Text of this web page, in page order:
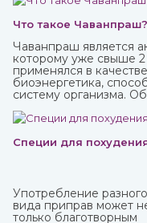
Что такое Чаванпраш?
Чаванпраш является
которому уже свыше
применялся в
биоэнергетика,
систему организма.
укрепляет, улучшает
деятельность
включают в
многими
Специи для
Употребление разного
вида приправ может
только благотворным